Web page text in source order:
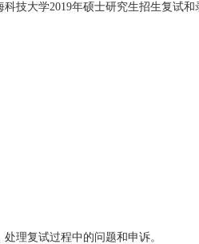
技大学2019年硕士研究生招生复试
理复试过程中的问题和申诉。